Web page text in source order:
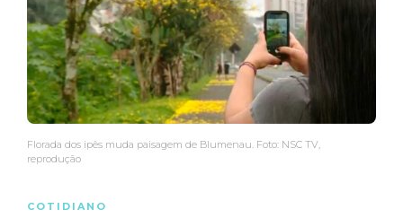
Florada dos ipês muda paisagem de Blumenau. Foto: NSC TV,
reprodução
COTIDIANO